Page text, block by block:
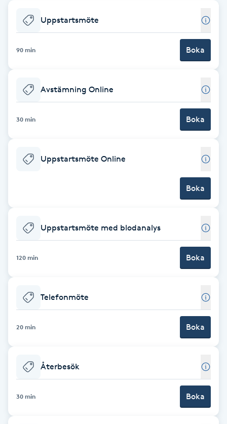
Babylights
Balayage
Barber
BIAB
Brynfärgning
Brynplockning
Bröllopsuppsättning
C
Celluliter
Coachning
Uppstartsmöte
90 min Boka
Avstämning Online
30 min Boka
Uppstartsmöte Online
Boka
Uppstartsmöte med blodanalys
120 min Boka
Telefonmöte
20 min Boka
Återbesök
30 min Boka